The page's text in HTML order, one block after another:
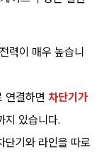
력이 매우 높습니
연결하면 차단기가
지 있습니다.
단기와 라인을 따로